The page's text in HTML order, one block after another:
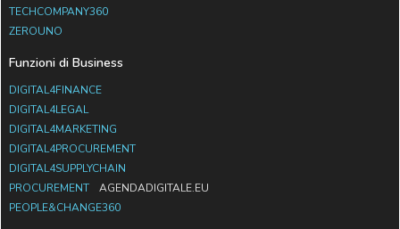
TECHCOMPANY360
ZEROUNO
Funzioni di Business
DIGITAL4FINANCE
DIGITAL4LEGAL
DIGITAL4MARKETING
DIGITAL4PROCUREMENT
DIGITAL4SUPPLYCHAIN
PROCUREMENT
AGENDADIGITALE.EU
PEOPLE&CHANGE360